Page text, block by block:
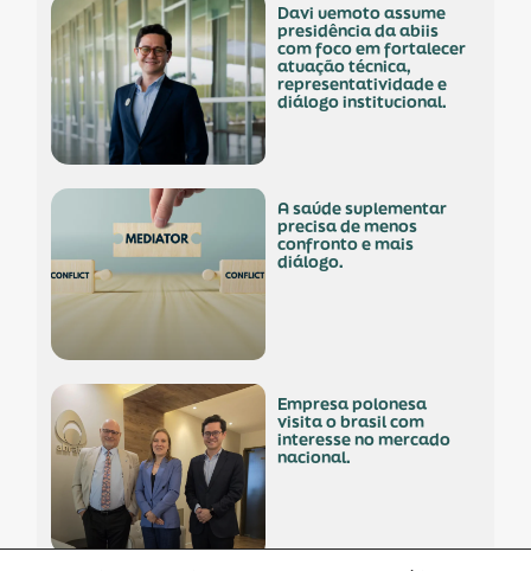
davi uemoto assume
presidência da abiis
com foco em fortalecer
atuação técnica,
representatividade e
diálogo institucional.
a saúde suplementar
precisa de menos
confronto e mais
diálogo.
empresa polonesa
visita o brasil com
interesse no mercado
nacional.